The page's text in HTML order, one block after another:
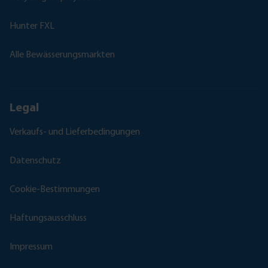
Hunter FXL
Alle Bewässerungsmarkten
Legal
Verkaufs- und Lieferbedingungen
Datenschutz
Cookie-Bestimmungen
Haftungsausschluss
Impressum